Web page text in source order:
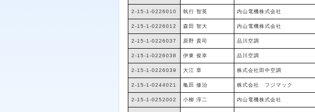
2-15-1-0226010 執行 智英 内山電機株式会社
2-15-1-0226012 森田 智大 内山電機株式会社
2-15-1-0226037 原野 貴司 品川空調
2-15-1-0226038 伊東 俊幸 品川空調
2-15-1-0226039 大江 章 株式会社田中空調
2-15-1-0244021 亀田 修治 株式会社 フジマック
2-15-1-0252002 小柳 淳二 内山電機株式会社